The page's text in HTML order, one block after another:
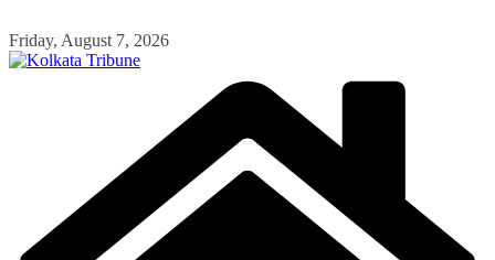
Skip
to
Friday, August 7, 2026